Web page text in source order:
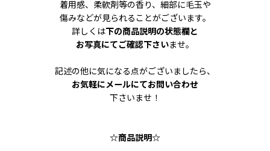
着用感、柔軟剤等の香り、細部に毛玉や
傷みなどが見られることがございます。
詳しくは下の商品説明の状態欄と
お写真にてご確認下さいませ。
記述の他に気になる点がございましたら、
お気軽にメールにてお問い合わせ
下さいませ！
☆商品説明☆